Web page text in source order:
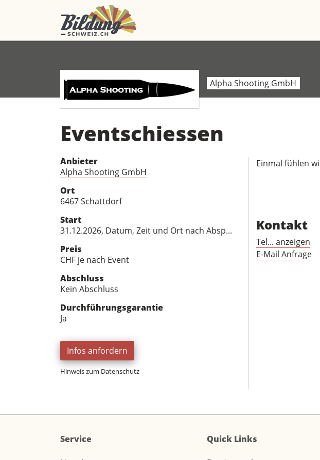
Alpha Shooting GmbH
Eventschiessen
Anbieter
Alpha Shooting GmbH
Ort
6467 Schattdorf
Start
31.12.2026, Datum, Zeit und Ort nach Absp...
Preis
CHF je nach Event
Abschluss
Kein Abschluss
Durchführungsgarantie
Ja
Infos anfordern
Hinweis zum Datenschutz
Einmal fühlen
Kontakt
Tel... anzeigen
E-Mail Anfrage
Service Quick Links